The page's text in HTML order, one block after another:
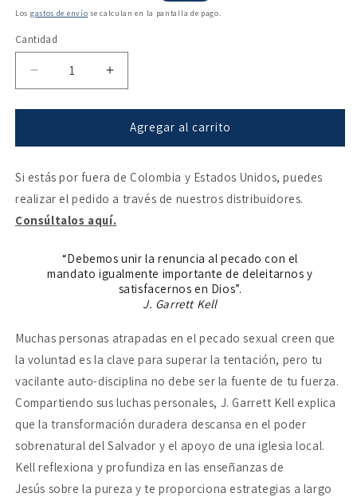
habitual
de
Los gastos de envío se calculan en la pantalla de pago.
Cantidad
Reducir
cantidad
para
de
Aumentar
cantidad
para
Puro
de
Agregar al carrito
Si estás por fuera de Colombia y Estados Unidos, puedes
realizar el pedido a través de nuestros distribuidores.
Consúltalos aquí.
“Debemos unir la renuncia al pecado con el
mandato igualmente importante de deleitarnos y
satisfacernos en Dios”.
J. Garrett Kell
Muchas personas atrapadas en el pecado sexual creen que
la voluntad es la clave para superar la tentación, pero tu
vacilante auto-disciplina no debe ser la fuente de tu fuerza.
Compartiendo sus luchas personales, J. Garrett Kell explica
que la transformación duradera descansa en el poder
sobrenatural del Salvador y el apoyo de una iglesia local.
Kell reflexiona y profundiza en las enseñanzas de
Jesús sobre la pureza y te proporciona estrategias a largo